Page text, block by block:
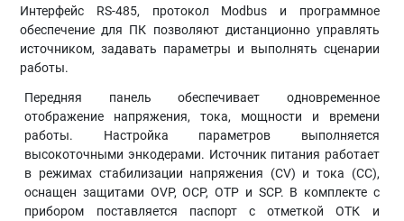
Интерфейс RS-485, протокол Modbus и программное
обеспечение для ПК позволяют дистанционно управлять
источником, задавать параметры и выполнять сценарии
работы.
Передняя панель обеспечивает одновременное
отображение напряжения, тока, мощности и времени
работы. Настройка параметров выполняется
высокоточными энкодерами. Источник питания работает
в режимах стабилизации напряжения (CV) и тока (CC),
оснащен защитами OVP, OCP, OTP и SCP. В комплекте с
прибором поставляется паспорт с отметкой ОТК и